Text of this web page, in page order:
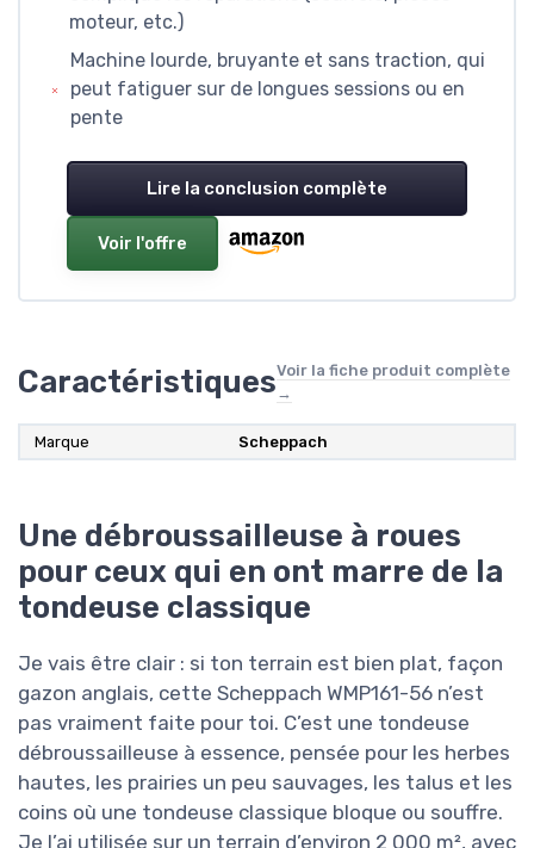
Pas de véritable réseau SAV en France,
(courroie, pièces moteur, etc.)
Machine lourde, bruyante et sans
longues sessions ou en pente
Lire la conclusion complète
Voir l'offre
CaractéristiquesVoir la fiche produit
complète →
Une débroussailleuse à roues
pour ceux qui en ont marre de
la tondeuse classique
Je vais être clair : si ton terrain est bien plat,
façon gazon anglais, cette Scheppach WMP161-
56 n’est pas vraiment faite pour toi. C’est une
tondeuse débroussailleuse à essence, pensée
pour les herbes hautes, les prairies un peu